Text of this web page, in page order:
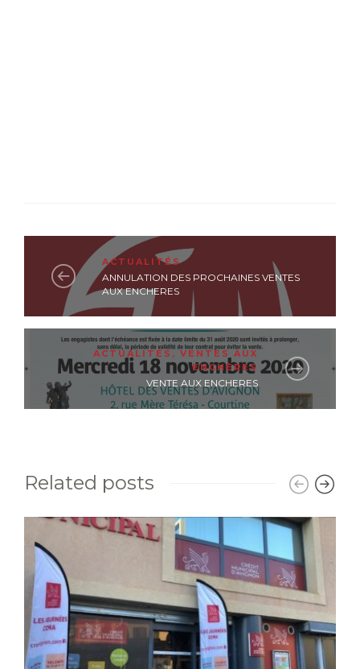
ACTUALITÉS
ANNULATION DES PROCHAINES VENTES
AUX ENCHERES
ACTUALITÉS , VENTES AUX
ENCHÈRES
VENTE AUX ENCHERES
Related posts